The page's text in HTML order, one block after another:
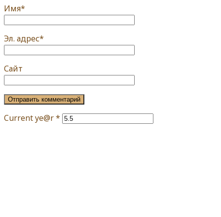
Имя*
Эл. адрес*
Сайт
Current ye@r*